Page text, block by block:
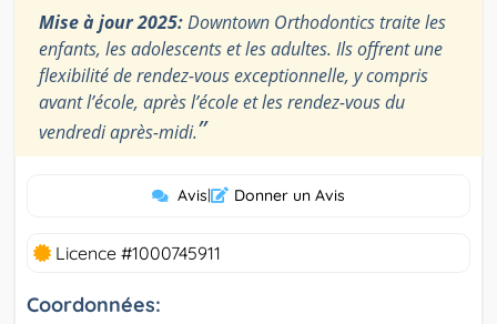
Mise à jour 2025:Downtown Orthodontics traite les
enfants, les adolescents et les adultes. Ils offrent une
flexibilité de rendez-vous exceptionnelle, y compris
avant l’école, après l’école et les rendez-vous du
vendredi après-midi.”
Avis| Donner un Avis
Licence #1000745911
Coordonnées: